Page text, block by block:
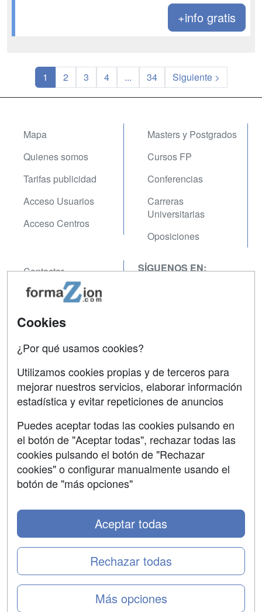
+info gratis
1 2 3 4 ... 34 Siguiente >
Mapa
Quienes somos
Tarifas publicidad
Acceso Usuarios
Acceso Centros
Masters y Postgrados
Cursos FP
Conferencias
Carreras
Universitarias
Oposiciones
Contactar
Confidencialidad
Aviso legal
SÍGUENOS EN:
Grupo formazion:
Copyright 2000-2026 Formazion Web, S.L. - Calle
Fermín Caballero, 62 - 28034 Madrid Tel: 91 533 70 78
Cookies
¿Por qué usamos cookies?
Utilizamos cookies propias y de terceros para
mejorar nuestros servicios, elaborar información
estadística y evitar repeticiones de anuncios
Puedes aceptar todas las cookies pulsando en
el botón de "Aceptar todas", rechazar todas las
cookies pulsando el botón de "Rechazar
cookies" o configurar manualmente usando el
botón de "más opciones"
Más opciones
Rechazar todas
Aceptar todas